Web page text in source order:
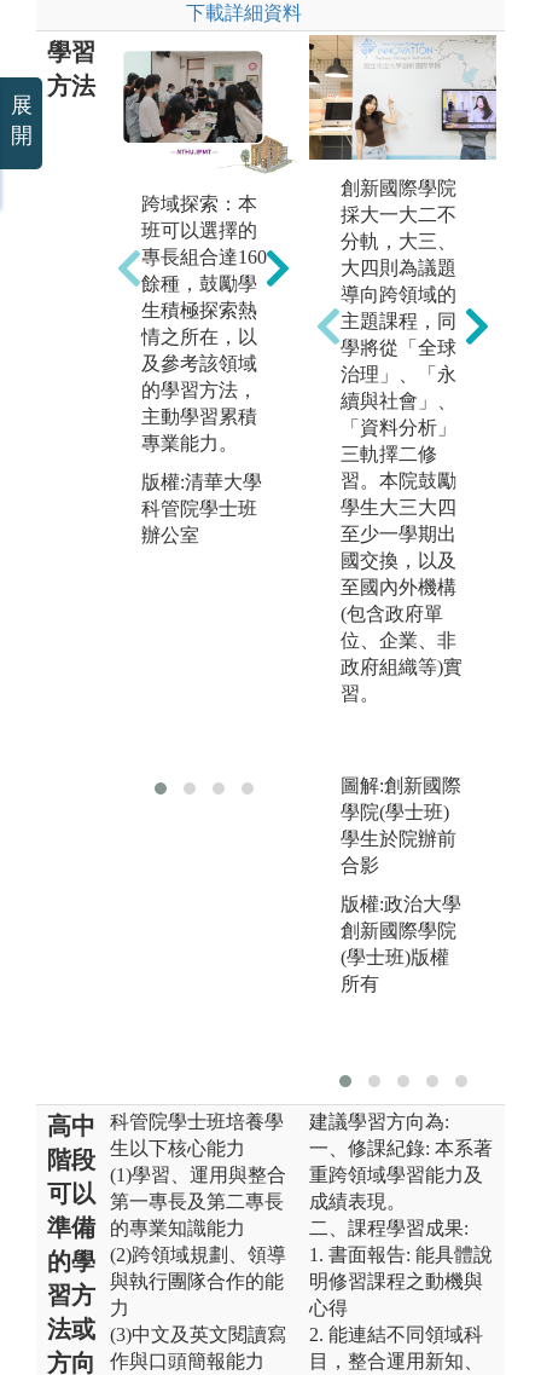
下載詳細資料
學習
方法
跨域探索：本
班可以選擇的
專長組合達160
餘種，鼓勵學
生積極探索熱
情之所在，以
及參考該領域
的學習方法，
主動學習累積
專業能力。
版權:清華大學
科管院學士班
辦公室
課堂講授：學
生依所選之專
長領域，修習
該專長領域之
專業核心課
程，包含理
論、實務與相
關範例，建立
堅實的基礎知
識。大三、四
可以參與涵蓋
多個學科的課
程，有助於深
入理解多個領
域之間的相異
處，以及如何
整合。
版權:清華大學
科管院學士班
創新國際學院
採大一大二不
分軌，大三、
大四則為議題
導向跨領域的
主題課程，同
學將從「全球
治理」、「永
續與社會」、
「資料分析」
三軌擇二修
習。本院鼓勵
學生大三大四
至少一學期出
國交換，以及
至國內外機構
(包含政府單
位、企業、非
政府組織等)實
習。
圖解:創新國際
學院(學士班)
學生於院辦前
合影
版權:政治大學
創新國際學院
(學士班)版權
所有
高中
階段
可以
準備
的學
習方
法或
方向
科管院學士班培養學
生以下核心能力
(1)學習、運用與整合
第一專長及第二專長
的專業知識能力
(2)跨領域規劃、領導
與執行團隊合作的能
力
(3)中文及英文閱讀寫
作與口頭簡報能力
建議學習方向為:
一、修課紀錄: 本系著
重跨領域學習能力及
成績表現。
二、課程學習成果:
1. 書面報告: 能具體說
明修習課程之動機與
心得
2. 能連結不同領域科
目，整合運用新知、
展
開